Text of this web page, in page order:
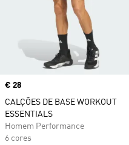
Price
€ 28
CALÇÕES DE BASE WORKOUT
ESSENTIALS
Homem Performance
6 cores